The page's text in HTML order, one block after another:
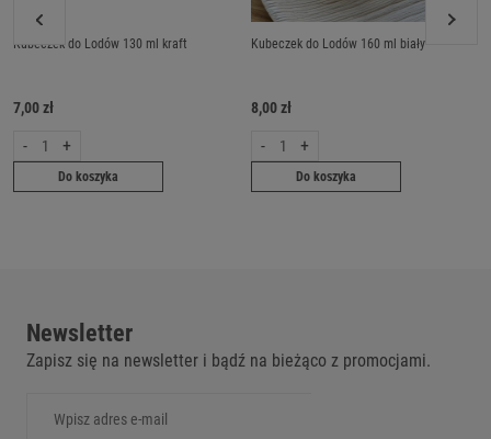
Kubeczek do Lodów 130 ml kraft
7,00 zł
- +
Do koszyka
Kubeczek do Lodów 160 ml biały
8,00 zł
- +
Do koszyka
Newsletter
Zapisz się na newsletter i bądź na bieżąco z promocjami.